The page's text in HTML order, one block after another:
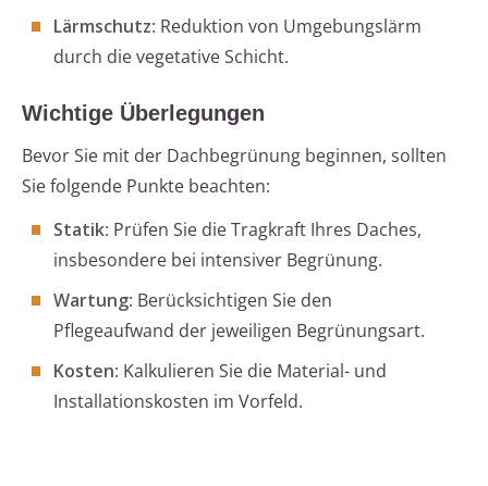
Lärmschutz: Reduktion von Umgebungslärm
durch die vegetative Schicht.
Wichtige Überlegungen
Bevor Sie mit der Dachbegrünung beginnen, sollten
Sie folgende Punkte beachten:
Statik: Prüfen Sie die Tragkraft Ihres Daches,
insbesondere bei intensiver Begrünung.
Wartung: Berücksichtigen Sie den
Pflegeaufwand der jeweiligen Begrünungsart.
Kosten: Kalkulieren Sie die Material- und
Installationskosten im Vorfeld.